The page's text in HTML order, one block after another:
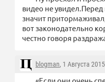
видео не
значит
вот законодательно
честно говоря
blogman, 1 Августа